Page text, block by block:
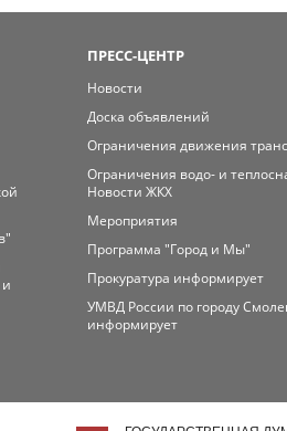
ПРЕСС-ЦЕНТР
Новости
Доска объявлений
Ограничения движения
Ограничения водо- и
Новости ЖКХ
Мероприятия
Программа "Город и Мы"
Прокуратура информирует
УМВД России по городу
информирует